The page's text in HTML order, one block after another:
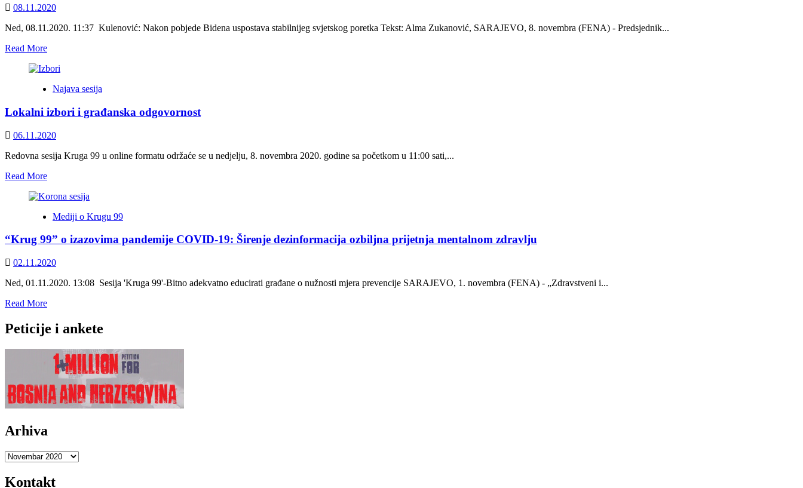
politika
šumom
hidroelektrane
Drini
08.11.2020
Ned, 08.11.2020. 11:37 Kulenović: Nakon pobjede Bidena uspostava stabilnijeg svjetskog poretka Tekst: Alma Zukanović, SARAJEVO, 8. novembra (FENA) - Predsjednik...
Read MoreRead
about
99:
izbori
BiH
za
i
korektiv
Najava sesija
Lokalni izbori i građanska odgovornost
06.11.2020
Redovna sesija Kruga 99 u online formatu održaće se u nedjelju, 8. novembra 2020. godine sa početkom u 11:00 sati,...
Read MoreRead
about
izbori
građanska
Mediji o Krugu 99
“Krug 99” o izazovima pandemije COVID-19: Širenje dezinformacija ozbiljna prijetnja mentalnom zdravlju
02.11.2020
Ned, 01.11.2020. 13:08 Sesija 'Kruga 99'-Bitno adekvatno educirati građane o nužnosti mjera prevencije SARAJEVO, 1. novembra (FENA) - „Zdravstveni i...
Read MoreRead
about
“Krug
izazovima
pandemije
COVID-
19:
Širenje
ozbiljna
mentalnom
zdravlju
Peticije i ankete
Arhiva
Arhiva
Kontakt